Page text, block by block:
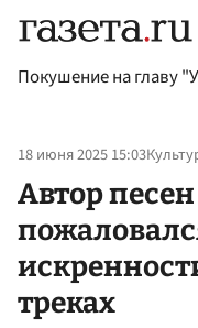
Покушение на главу
18 июня 2025 15:03
Автор
треках